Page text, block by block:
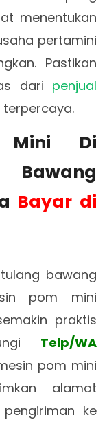
menentukan
pertamini
Pastikan
dari penjual
Mini Di
Bawang
Bayar di
bawang
pom mini
praktis
Telp/WA
pom mini
alamat
ke